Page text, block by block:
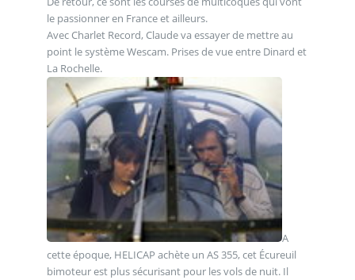
le passionner en France et ailleurs.
Avec Charlet Record, Claude va essayer de mettre au
point le système Wescam. Prises de vue entre Dinard et
La Rochelle.
A
cette époque, HELICAP achète un AS 355, cet Écureuil
bimoteur est plus sécurisant pour les vols de nuit. Il